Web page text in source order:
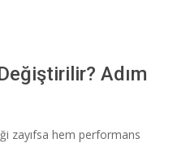
Adım
zayıfsa hem performans